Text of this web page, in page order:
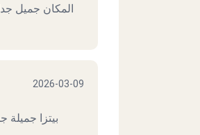
المكان جميل
2026-03-09
بيتزا جميلة